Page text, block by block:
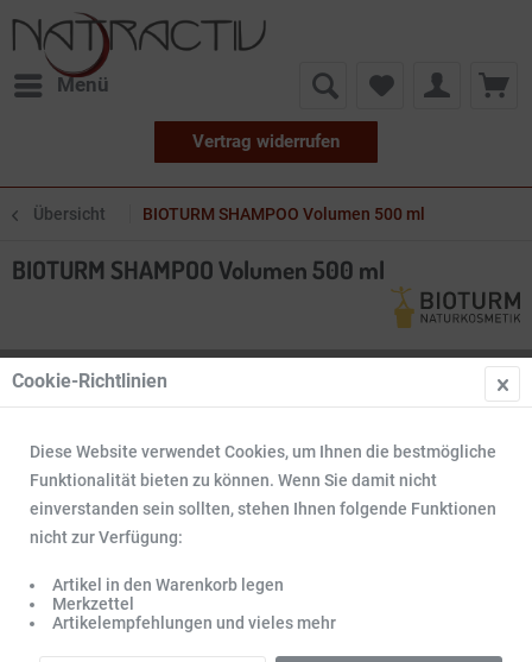
Menü
Vertrag widerrufen
Übersicht BIOTURM SHAMPOO Volumen 500 ml
BIOTURM SHAMPOO Volumen 500 ml
Cookie-Richtlinien
Diese Website verwendet Cookies, um Ihnen die bestmögliche
Funktionalität bieten zu können. Wenn Sie damit nicht
einverstanden sein sollten, stehen Ihnen folgende Funktionen
nicht zur Verfügung:
Artikel in den Warenkorb legen
Merkzettel
Artikelempfehlungen und vieles mehr